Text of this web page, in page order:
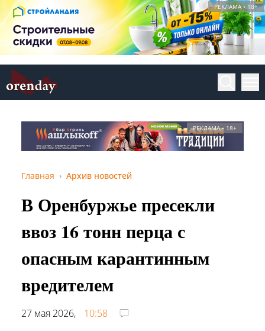
РЕКЛАМА • 18+
РЕКЛАМА • 18+
Главная Архив новостей
В Оренбуржье пресекли
ввоз 16 тонн перца с
опасным карантинным
вредителем
27 мая 2026,
10:58